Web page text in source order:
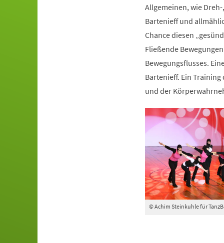
Allgemeinen, wie
Bartenieff und
Chance diesen
Fließende
Bewegungsflusses.
Bartenieff. Ein
und der
© Achim Steinkuhle für